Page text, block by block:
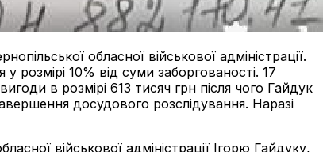
обласної військової адміністрації.
10% від суми заборгованості. 17
в розмірі 613 тисяч грн після чого Гайдук
досудового розслідування. Наразі
військової адміністрації Ігорю Гайдуку,